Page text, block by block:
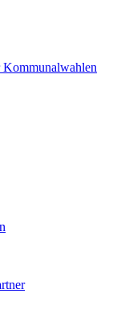
Kommunalwahlen